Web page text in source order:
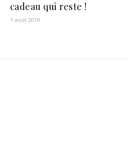
cadeau qui reste !
7 août 2019